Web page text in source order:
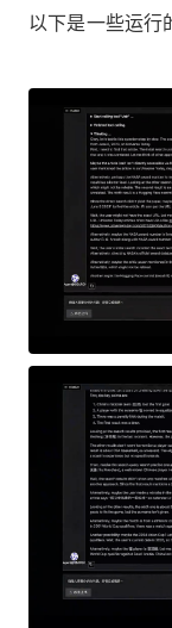
以下是一些运行